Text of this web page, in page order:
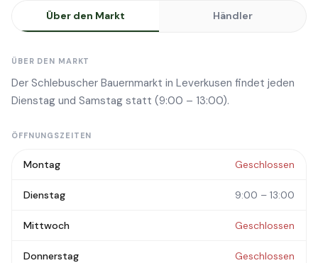
Über den Markt Händler
ÜBER DEN MARKT
Der Schlebuscher Bauernmarkt in Leverkusen findet jeden
Dienstag und Samstag statt (9:00 – 13:00).
ÖFFNUNGSZEITEN
Montag Geschlossen
Dienstag 9:00 – 13:00
Mittwoch Geschlossen
Donnerstag Geschlossen